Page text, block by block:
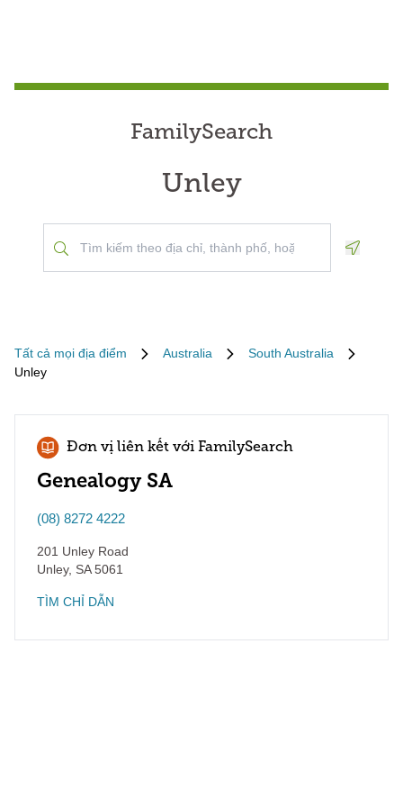
FamilySearch
Unley
Tất cả mọi địa điểm Australia
South Australia
Unley
Đơn vị liên kết với FamilySearch
Genealogy SA
(08) 8272 4222
201 Unley Road
Unley, SA5061
TÌM CHỈ DẪN